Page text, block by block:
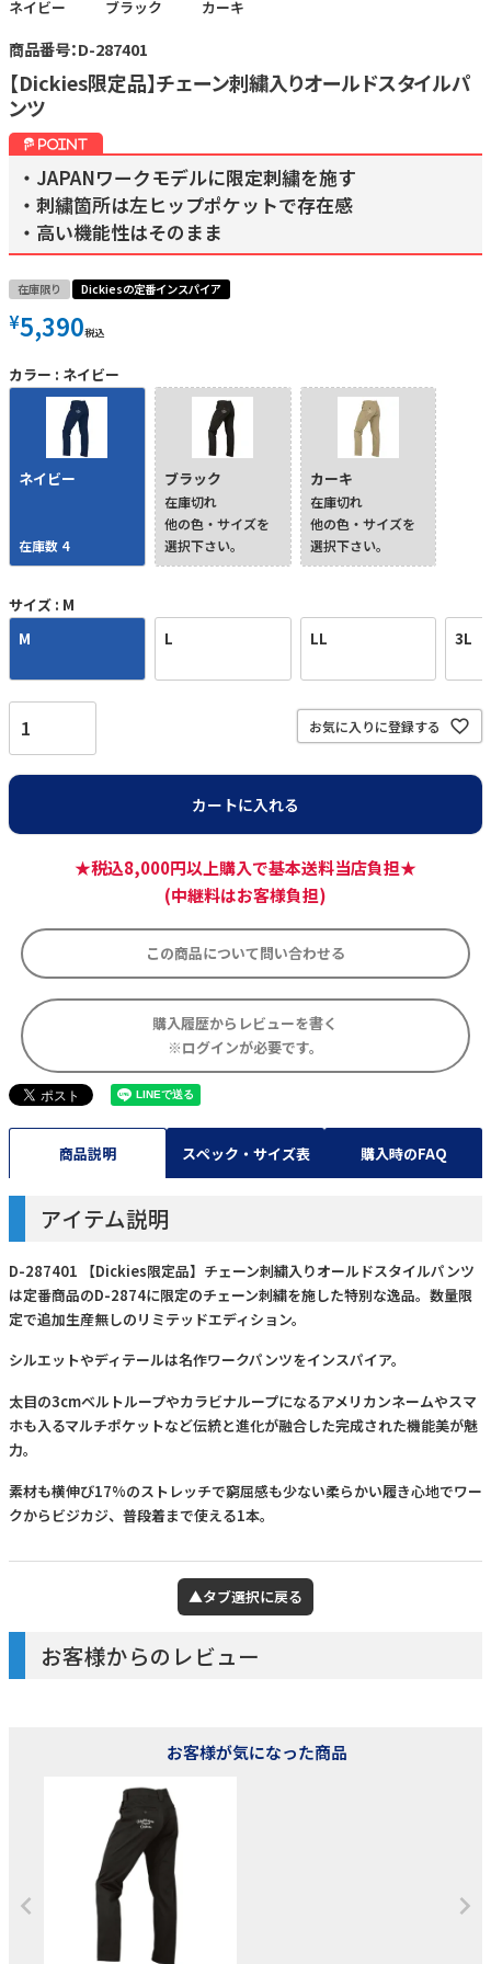
ネイビー ブラック カーキ
商品番号：D-287401
【Dickies限定品】チェーン刺繍入りオールドスタイルパ
ンツ
・JAPANワークモデルに限定刺繍を施す
・刺繍箇所は左ヒップポケットで存在感
・高い機能性はそのまま
在庫限り Dickiesの定番インスパイア
¥5,390税込
カラー ネイビー
ネイビー
在庫数 4
ブラック
在庫切れ
他の色・サイズを
選択下さい。
カーキ
在庫切れ
他の色・サイズを
選択下さい。
サイズ M
M
L LL 3L
お気に入りに登録する
カートに入れる
★税込8,000円以上購入で基本送料当店負担★
(中継料はお客様負担)
この商品について問い合わせる
購入履歴からレビューを書く
※ログインが必要です。
商品説明 スペック・サイズ表 購入時のFAQ
アイテム説明
D-287401 【Dickies限定品】チェーン刺繍入りオールドスタイルパンツ
は定番商品のD-2874に限定のチェーン刺繍を施した特別な逸品。数量限
定で追加生産無しのリミテッドエディション。
シルエットやディテールは名作ワークパンツをインスパイア。
太目の3cmベルトループやカラビナループになるアメリカンネームやスマ
ホも入るマルチポケットなど伝統と進化が融合した完成された機能美が魅
力。
素材も横伸び17%のストレッチで窮屈感も少ない柔らかい履き心地でワー
クからビジカジ、普段着まで使える1本。
▲タブ選択に戻る
お客様からのレビュー
お客様が気になった商品